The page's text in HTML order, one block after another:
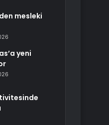
mesleki
yeni